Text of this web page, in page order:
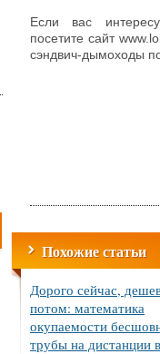
Если вас
посетите сайт
сэндвич-дымоходы
Похожие статьи
Дорого сейчас,
потом: математика
окупаемости
трубы на дистанции